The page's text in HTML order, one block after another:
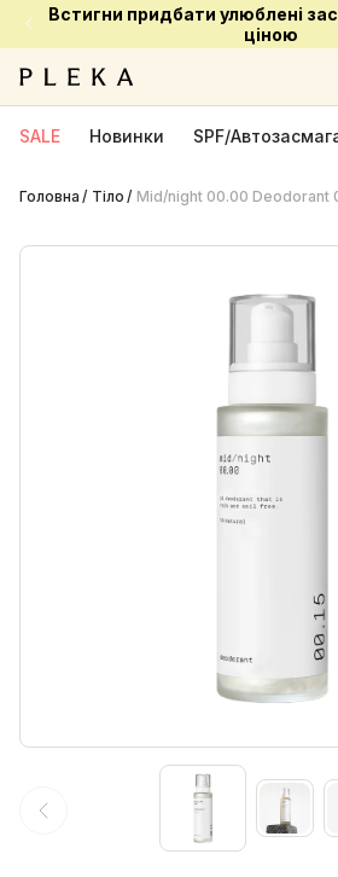
Встигни придбати улюблені
ціною
SALE Новинки SPF/
Головна Тіло Mid/night 00.00 Deodorant